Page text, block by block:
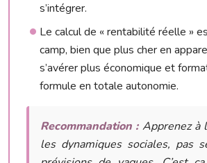
s’intégrer.
Le calcul de « rentabilité réelle »
camp, bien que plus cher en
s’avérer plus économique et
formule en totale autonomie.
Recommandation :Apprenez à
les dynamiques sociales, pas